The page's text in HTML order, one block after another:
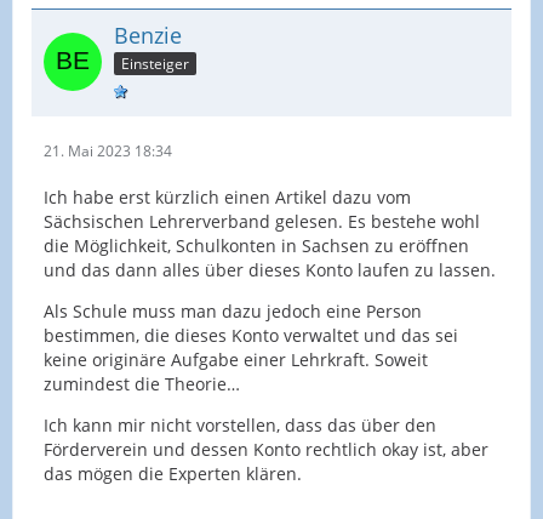
Benzie
Einsteiger
21. Mai 2023 18:34
Ich habe erst kürzlich einen Artikel dazu vom
Sächsischen Lehrerverband gelesen. Es bestehe wohl
die Möglichkeit, Schulkonten in Sachsen zu eröffnen
und das dann alles über dieses Konto laufen zu lassen.
Als Schule muss man dazu jedoch eine Person
bestimmen, die dieses Konto verwaltet und das sei
keine originäre Aufgabe einer Lehrkraft. Soweit
zumindest die Theorie…
Ich kann mir nicht vorstellen, dass das über den
Förderverein und dessen Konto rechtlich okay ist, aber
das mögen die Experten klären.